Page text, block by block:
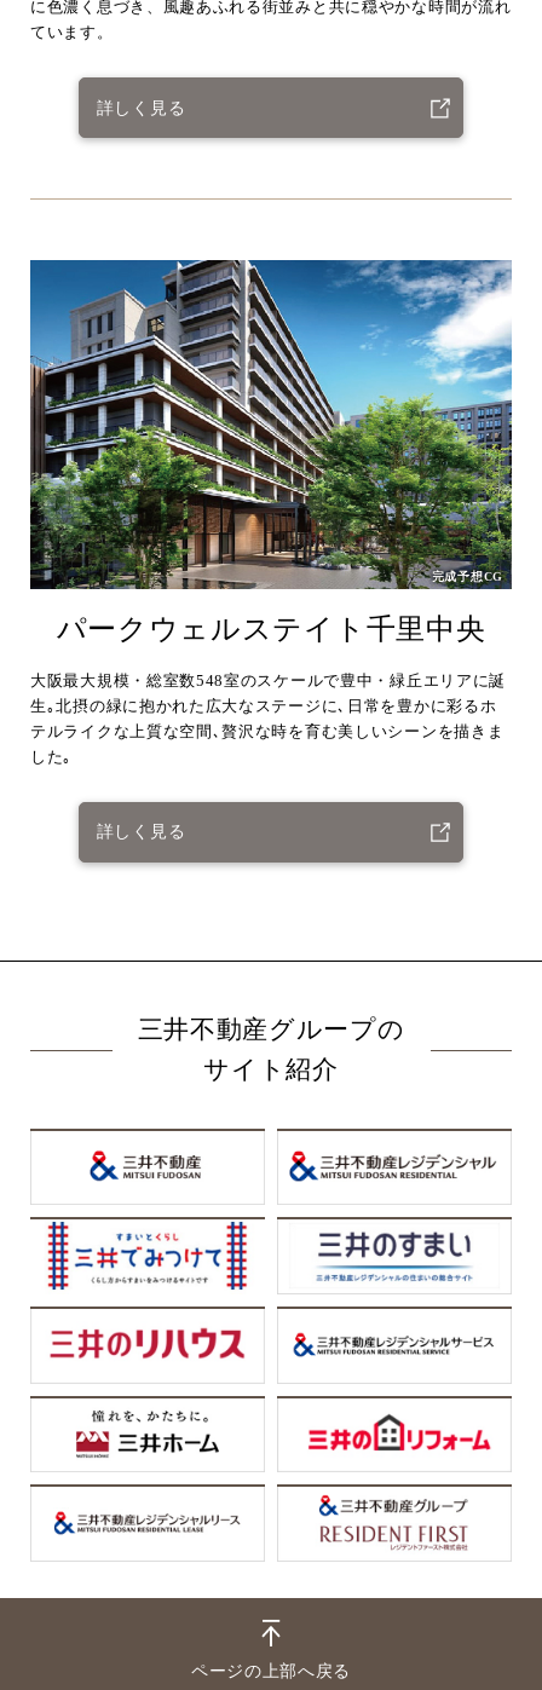
に色濃く息づき、風趣あふれる街並みと共に穏やかな時間が流れ
ています。
詳しく見る
完成予想CG
パークウェルステイト千里中央
大阪最大規模・総室数548室のスケールで豊中・緑丘エリアに誕
生｡北摂の緑に抱かれた広大なステージに､日常を豊かに彩るホ
テルライクな上質な空間､贅沢な時を育む美しいシーンを描きま
した｡
詳しく見る
三井不動産グループの
サイト紹介
ページの上部へ戻る